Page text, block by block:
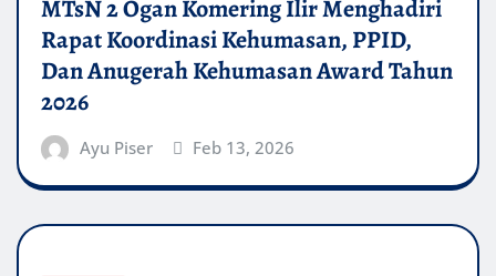
MTsN 2 Ogan Komering Ilir Menghadiri
Rapat Koordinasi Kehumasan, PPID,
Dan Anugerah Kehumasan Award Tahun
2026
Ayu Piser Feb 13, 2026